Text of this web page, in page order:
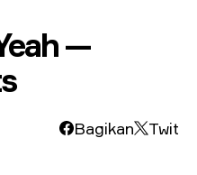
—
Bagikan Twit